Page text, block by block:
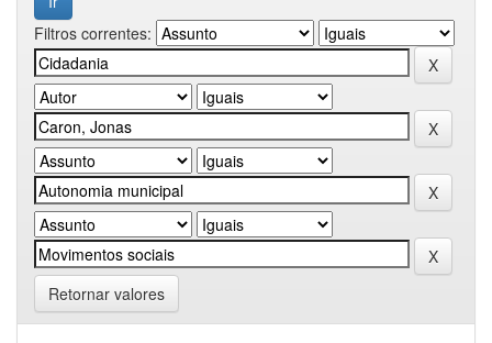
Filtros correntes:
Retornar valores